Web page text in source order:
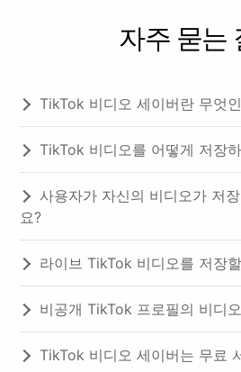
자주 묻는
TikTok 비디오 세이버란 무엇
TikTok 비디오를 어떻게 저장
사용자가 자신의 비디오가 저
요?
라이브 TikTok 비디오를 저장
비공개 TikTok 프로필의 비디
TikTok 비디오 세이버는 무료